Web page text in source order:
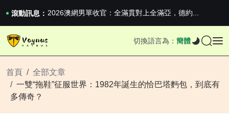
滾動訊息： 2026澳網男單收官：全滿貫對上全滿亞，德約...
《巔峰守衛 Highguard》正式上線，官...
iPhone 16e 釋出，蘋果你不要太離譜
iPhone 16e 釋出，蘋果你不要太離譜
切換語言為： 簡體
首頁
全部文章
一雙“拖鞋”征服世界：1982年誕生的恰巴塔麪包，到底有
多傳奇？